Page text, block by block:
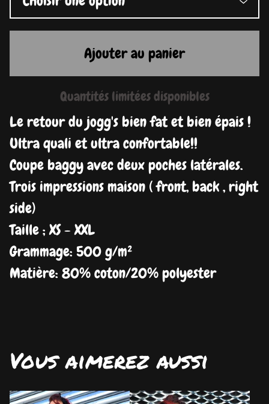
Ajouter au panier
Quantités limitées disponibles
Le retour du jogg's bien fat et bien épais !
Ultra quali et ultra confortable!!
Coupe baggy avec deux poches latérales.
Trois impressions maison ( front, back , right
side)
Taille ; XS - XXL
Grammage: 500 g/m²
Matière: 80% coton/20% polyester
Vous aimerez aussi